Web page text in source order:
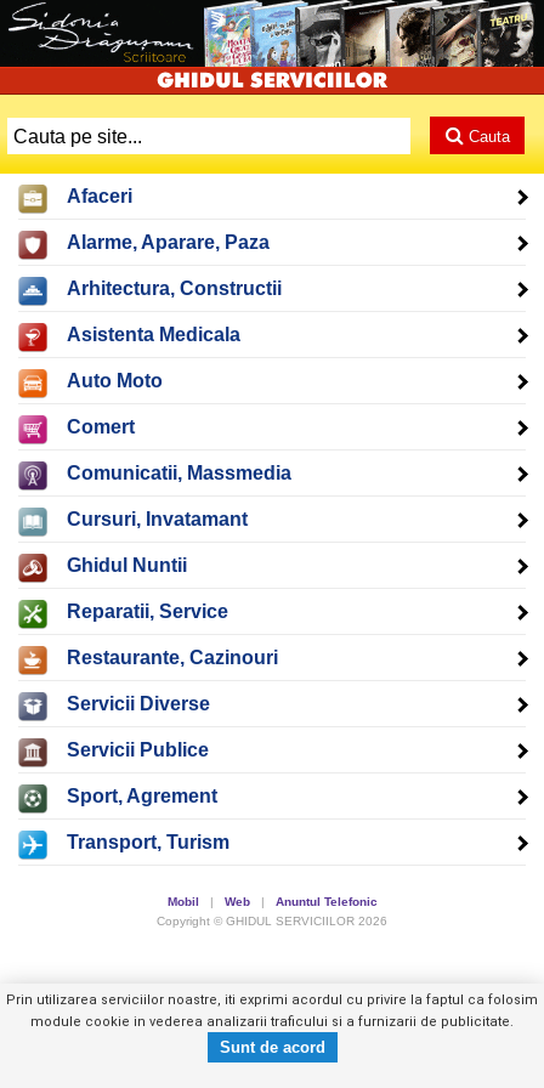
Cauta
Afaceri
Alarme, Aparare, Paza
Arhitectura, Constructii
Asistenta Medicala
Auto Moto
Comert
Comunicatii, Massmedia
Cursuri, Invatamant
Ghidul Nuntii
Reparatii, Service
Restaurante, Cazinouri
Servicii Diverse
Servicii Publice
Sport, Agrement
Transport, Turism
Mobil Web| Anuntul Telefonic
Copyright © GHIDUL SERVICIILOR 2026
Prin utilizarea serviciilor noastre, iti exprimi acordul cu privire la faptul ca folosim
module cookie in vederea analizarii traficului si a furnizarii de publicitate.